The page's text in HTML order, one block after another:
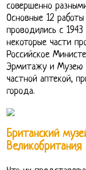
совершенно
Основные 12
проводились с
некоторые части
Российское
Эрмитажу и Музею
частной аптекой,
города.
Британский
Великобритания